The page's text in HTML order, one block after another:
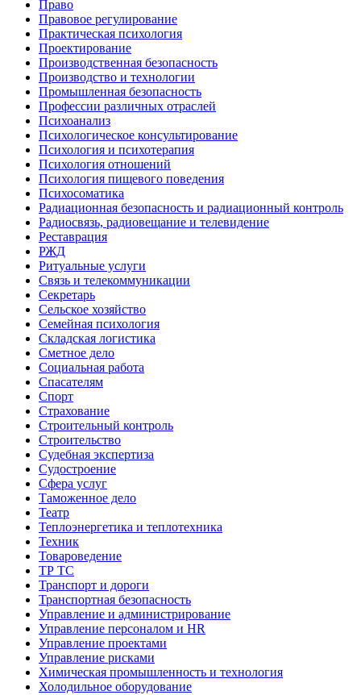
Право
Правовое регулирование
Практическая психология
Проектирование
Производственная безопасность
Производство и технологии
Промышленная безопасность
Профессии различных отраслей
Психоанализ
Психологическое консультирование
Психология и психотерапия
Психология отношений
Психология пищевого поведения
Психосоматика
Радиационная безопасность и радиационный контроль
Радиосвязь, радиовещание и телевидение
Реставрация
РЖД
Ритуальные услуги
Связь и телекоммуникации
Секретарь
Сельское хозяйство
Семейная психология
Складская логистика
Сметное дело
Социальная работа
Спасателям
Спорт
Страхование
Строительный контроль
Строительство
Судебная экспертиза
Судостроение
Сфера услуг
Таможенное дело
Театр
Теплоэнергетика и теплотехника
Техник
Товароведение
ТР ТС
Транспорт и дороги
Транспортная безопасность
Управление и администрирование
Управление персоналом и HR
Управление проектами
Управление рисками
Химическая промышленность и технология
Холодильное оборудование